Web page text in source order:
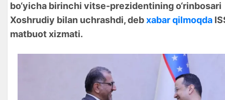
bo‘yicha birinchi vitse-prezidentining
Xoshrudiy bilan uchrashdi, debxabar qilmoqda
matbuot xizmati.